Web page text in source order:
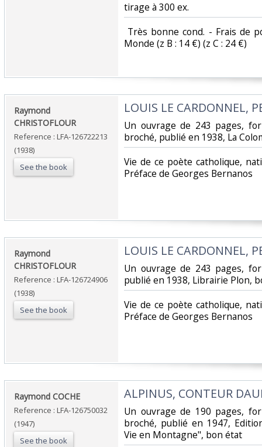
tirage à 300 ex. ‎
Très bonne cond. - Frais de
Monde (z B : 14 €) (z C : 24 €) ‎
‎Raymond
CHRISTOFLOUR‎
Reference : LFA-126722213
(1938)
See the book
‎LOUIS LE CARDONNEL,
‎Un ouvrage de 243 pages,
broché, publié en 1938, La
‎Vie de ce poète catholique,
Préface de Georges Bernanos‎
‎Raymond
CHRISTOFLOUR‎
Reference : LFA-126724906
(1938)
See the book
‎LOUIS LE CARDONNEL,
‎Un ouvrage de 243 pages,
publié en 1938, Librairie Plon,
‎Vie de ce poète catholique,
Préface de Georges Bernanos‎
‎Raymond COCHE‎
Reference : LFA-126750032
(1947)
See the book
‎ALPINUS, CONTEUR
‎Un ouvrage de 190 pages,
broché, publié en 1947,
Vie en Montagne", bon état‎